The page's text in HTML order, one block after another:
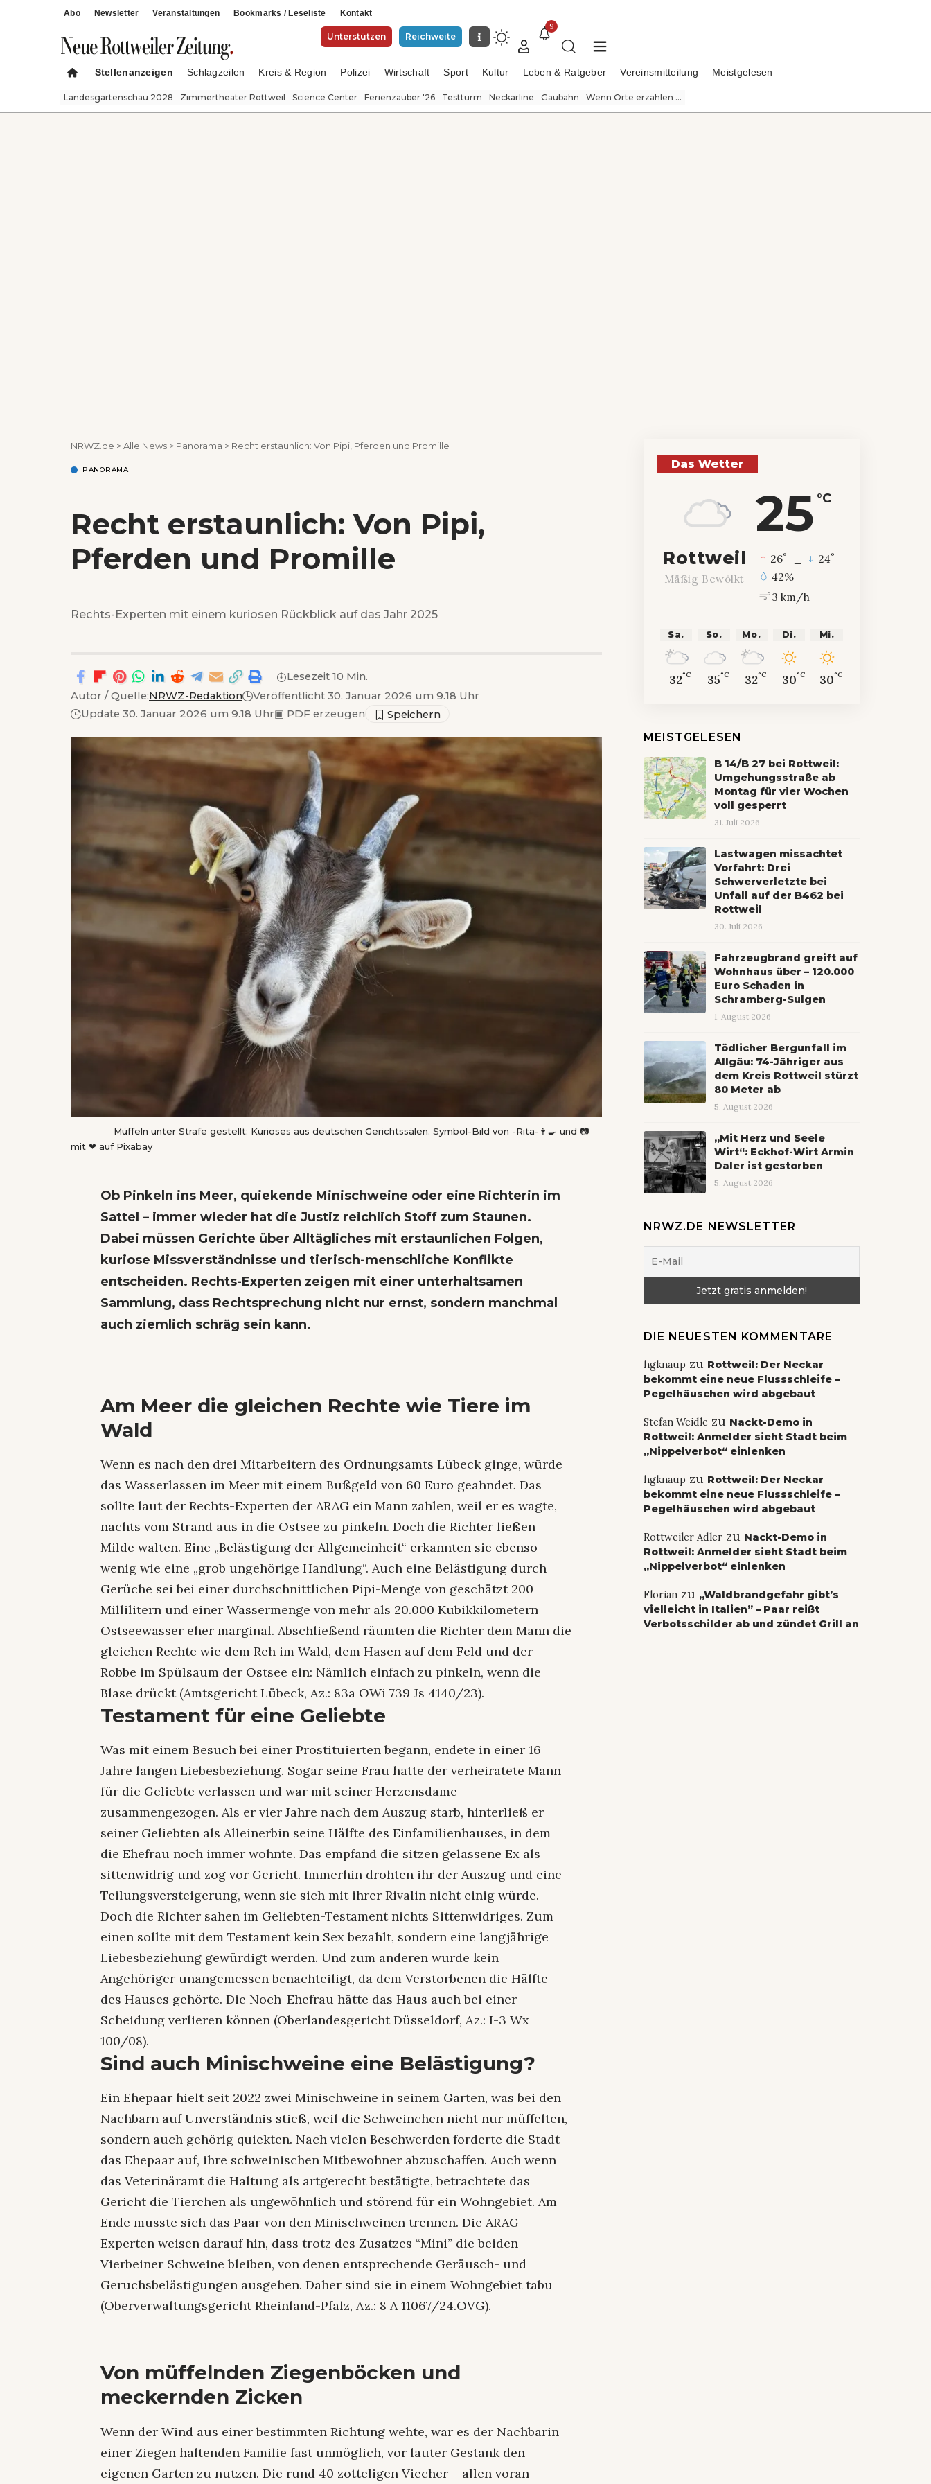
Abo Newsletter Veranstaltungen Bookmarks / Leseliste Kontakt
Unterstützen Reichweite
9
Stellenanzeigen Schlagzeilen Kreis & Region Polizei Wirtschaft Sport Kultur Leben & Ratgeber Vereinsmitteilung Meistgelesen
Landesgartenschau 2028 Zimmertheater Rottweil Science Center Ferienzauber '26 Testturm Neckarline Gäubahn Wenn Orte erzählen ...
NRWZ.de >Alle News > Panorama > Recht erstaunlich: Von Pipi, Pferden und Promille
PANORAMA
Recht erstaunlich: Von Pipi,
Pferden und Promille
Rechts-Experten mit einem kuriosen Rückblick auf das Jahr 2025
Autor / Quelle:NRWZ-Redaktion
Veröffentlicht 30. Januar 2026 um 9.18 Uhr
Update 30. Januar 2026 um 9.18 Uhr▣ PDF erzeugen
Lesezeit 10 Min.
Müffeln unter Strafe gestellt: Kurioses aus deutschen Gerichtssälen. Symbol-Bild von -Rita-👩‍🍳 und 📷
mit ❤ auf Pixabay
Ob Pinkeln ins Meer, quiekende Minischweine oder eine Richterin im
Sattel – immer wieder hat die Justiz reichlich Stoff zum Staunen.
Dabei müssen Gerichte über Alltägliches mit erstaunlichen Folgen,
kuriose Missverständnisse und tierisch-menschliche Konflikte
entscheiden. Rechts-Experten zeigen mit einer unterhaltsamen
Sammlung, dass Rechtsprechung nicht nur ernst, sondern manchmal
auch ziemlich schräg sein kann.
Am Meer die gleichen Rechte wie Tiere im
Wald
Wenn es nach den drei Mitarbeitern des Ordnungsamts Lübeck ginge, würde
das Wasserlassen im Meer mit einem Bußgeld von 60 Euro geahndet. Das
sollte laut der Rechts-Experten der ARAG ein Mann zahlen, weil er es wagte,
nachts vom Strand aus in die Ostsee zu pinkeln. Doch die Richter ließen
Milde walten. Eine „Belästigung der Allgemeinheit“ erkannten sie ebenso
wenig wie eine „grob ungehörige Handlung“. Auch eine Belästigung durch
Gerüche sei bei einer durchschnittlichen Pipi-Menge von geschätzt 200
Millilitern und einer Wassermenge von mehr als 20.000 Kubikkilometern
Ostseewasser eher marginal. Abschließend räumten die Richter dem Mann die
gleichen Rechte wie dem Reh im Wald, dem Hasen auf dem Feld und der
Robbe im Spülsaum der Ostsee ein: Nämlich einfach zu pinkeln, wenn die
Blase drückt (Amtsgericht Lübeck, Az.: 83a OWi 739 Js 4140/23).
Testament für eine Geliebte
Was mit einem Besuch bei einer Prostituierten begann, endete in einer 16
Jahre langen Liebesbeziehung. Sogar seine Frau hatte der verheiratete Mann
für die Geliebte verlassen und war mit seiner Herzensdame
zusammengezogen. Als er vier Jahre nach dem Auszug starb, hinterließ er
seiner Geliebten als Alleinerbin seine Hälfte des Einfamilienhauses, in dem
die Ehefrau noch immer wohnte. Das empfand die sitzen gelassene Ex als
sittenwidrig und zog vor Gericht. Immerhin drohten ihr der Auszug und eine
Teilungsversteigerung, wenn sie sich mit ihrer Rivalin nicht einig würde.
Doch die Richter sahen im Geliebten-Testament nichts Sittenwidriges. Zum
einen sollte mit dem Testament kein Sex bezahlt, sondern eine langjährige
Liebesbeziehung gewürdigt werden. Und zum anderen wurde kein
Angehöriger unangemessen benachteiligt, da dem Verstorbenen die Hälfte
des Hauses gehörte. Die Noch-Ehefrau hätte das Haus auch bei einer
Scheidung verlieren können (Oberlandesgericht Düsseldorf, Az.: I-3 Wx
100/08).
Sind auch Minischweine eine Belästigung?
Ein Ehepaar hielt seit 2022 zwei Minischweine in seinem Garten, was bei den
Nachbarn auf Unverständnis stieß, weil die Schweinchen nicht nur müffelten,
sondern auch gehörig quiekten. Nach vielen Beschwerden forderte die Stadt
das Ehepaar auf, ihre schweinischen Mitbewohner abzuschaffen. Auch wenn
das Veterinäramt die Haltung als artgerecht bestätigte, betrachtete das
Gericht die Tierchen als ungewöhnlich und störend für ein Wohngebiet. Am
Ende musste sich das Paar von den Minischweinen trennen. Die ARAG
Experten weisen darauf hin, dass trotz des Zusatzes “Mini” die beiden
Vierbeiner Schweine bleiben, von denen entsprechende Geräusch- und
Geruchsbelästigungen ausgehen. Daher sind sie in einem Wohngebiet tabu
(Oberverwaltungsgericht Rheinland-Pfalz, Az.: 8 A 11067/24.OVG).
Von müffelnden Ziegenböcken und
meckernden Zicken
Wenn der Wind aus einer bestimmten Richtung wehte, war es der Nachbarin
einer Ziegen haltenden Familie fast unmöglich, vor lauter Gestank den
eigenen Garten zu nutzen. Die rund 40 zotteligen Viecher – allen voran
Das Wetter
25 °C
Rottweil
Mäßig Bewölkt
26° 24°
42%
3 km/h
Sa.
32°C
So.
35°C
Mo.
32°C
Di.
30°C
Mi.
30°C
MEISTGELESEN
B 14/B 27 bei Rottweil:
Umgehungsstraße ab
Montag für vier Wochen
voll gesperrt
31. Juli 2026
Lastwagen missachtet
Vorfahrt: Drei
Schwerverletzte bei
Unfall auf der B462 bei
Rottweil
30. Juli 2026
Fahrzeugbrand greift auf
Wohnhaus über – 120.000
Euro Schaden in
Schramberg-Sulgen
1. August 2026
Tödlicher Bergunfall im
Allgäu: 74-Jähriger aus
dem Kreis Rottweil stürzt
80 Meter ab
5. August 2026
„Mit Herz und Seele
Wirt“: Eckhof-Wirt Armin
Daler ist gestorben
5. August 2026
NRWZ.DE NEWSLETTER
DIE NEUESTEN KOMMENTARE
hgknaupzu Rottweil: Der Neckar
bekommt eine neue Flussschleife –
Pegelhäuschen wird abgebaut
Stefan Weidle zu Nackt-Demo in
Rottweil: Anmelder sieht Stadt beim
„Nippelverbot“ einlenken
hgknaupzu Rottweil: Der Neckar
bekommt eine neue Flussschleife –
Pegelhäuschen wird abgebaut
Rottweiler Adlerzu Nackt-Demo in
Rottweil: Anmelder sieht Stadt beim
„Nippelverbot“ einlenken
Florianzu „Waldbrandgefahr gibt’s
vielleicht in Italien” – Paar reißt
Verbotsschilder ab und zündet Grill an